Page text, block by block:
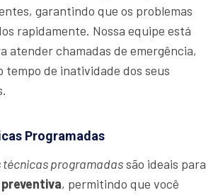
garantindo que os problemas
rapidamente. Nossa equipe está
atender chamadas de emergência,
tempo de inatividade dos seus
Programadas
técnicas programadassão ideais para
, permitindo que você